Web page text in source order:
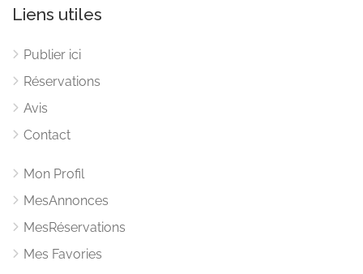
Liens utiles
Publier ici
Réservations
Avis
Contact
Mon Profil
MesAnnonces
MesRéservations
Mes Favories